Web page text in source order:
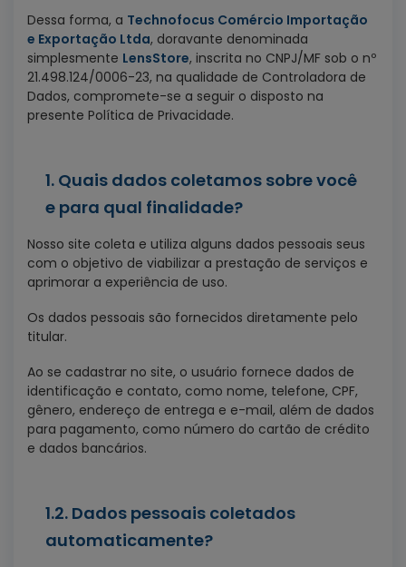
Dessa forma, a Technofocus Comércio Importação
e Exportação Ltda, doravante denominada
simplesmente LensStore, inscrita no CNPJ/MF sob o nº
21.498.124/0006-23, na qualidade de Controladora de
Dados, compromete-se a seguir o disposto na
presente Política de Privacidade.
1. Quais dados coletamos sobre você
e para qual finalidade?
Nosso site coleta e utiliza alguns dados pessoais seus
com o objetivo de viabilizar a prestação de serviços e
aprimorar a experiência de uso.
Os dados pessoais são fornecidos diretamente pelo
titular.
Ao se cadastrar no site, o usuário fornece dados de
identificação e contato, como nome, telefone, CPF,
gênero, endereço de entrega e e-mail, além de dados
para pagamento, como número do cartão de crédito
e dados bancários.
1.2. Dados pessoais coletados
automaticamente?